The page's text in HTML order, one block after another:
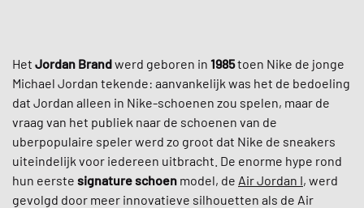
Het Jordan Brandwerd geboren in 1985toen Nike de jonge
Michael Jordan tekende: aanvankelijk was het de bedoeling
dat Jordan alleen in Nike-schoenen zou spelen, maar de
vraag van het publiek naar de schoenen van de
uberpopulaire speler werd zo groot dat Nike de sneakers
uiteindelijk voor iedereen uitbracht. De enorme hype rond
hun eerste signature schoen model, de Air Jordan I, werd
gevolgd door meer innovatieve silhouetten als de Air